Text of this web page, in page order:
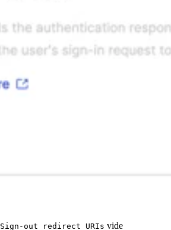
Sign-out redirect URIs vide